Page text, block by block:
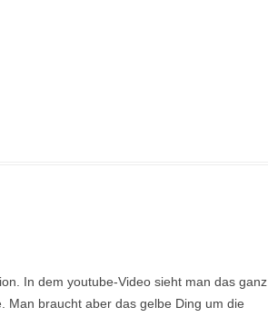
In dem youtube-Video sieht man das ganz
Man braucht aber das gelbe Ding um die